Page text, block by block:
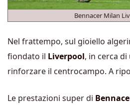
Bennacer Milan
Nel frattempo, sul gioiello
fiondato il Liverpool, in cerca
rinforzare il centrocampo. A
Le prestazioni super di